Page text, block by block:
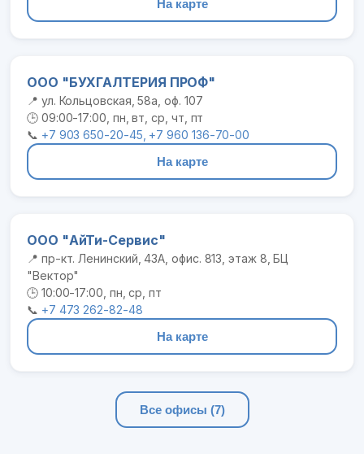
На карте
ООО "БУХГАЛТЕРИЯ ПРОФ"
📍 ул. Кольцовская, 58а, оф. 107
🕒 09:00-17:00, пн, вт, ср, чт, пт
📞 +7 903 650-20-45, +7 960 136-70-00
На карте
ООО "АйТи-Сервис"
📍 пр-кт. Ленинский, 43А, офис. 813, этаж 8, БЦ
"Вектор"
🕒 10:00-17:00, пн, ср, пт
📞 +7 473 262-82-48
На карте
Все офисы (7)